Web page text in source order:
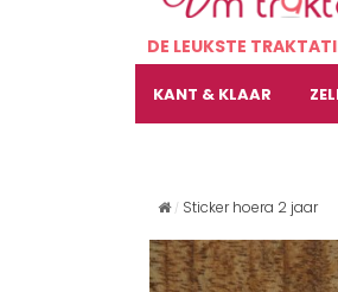
DE LEUKSTE
KANT & KLAAR
Sticker hoera 2 jaar